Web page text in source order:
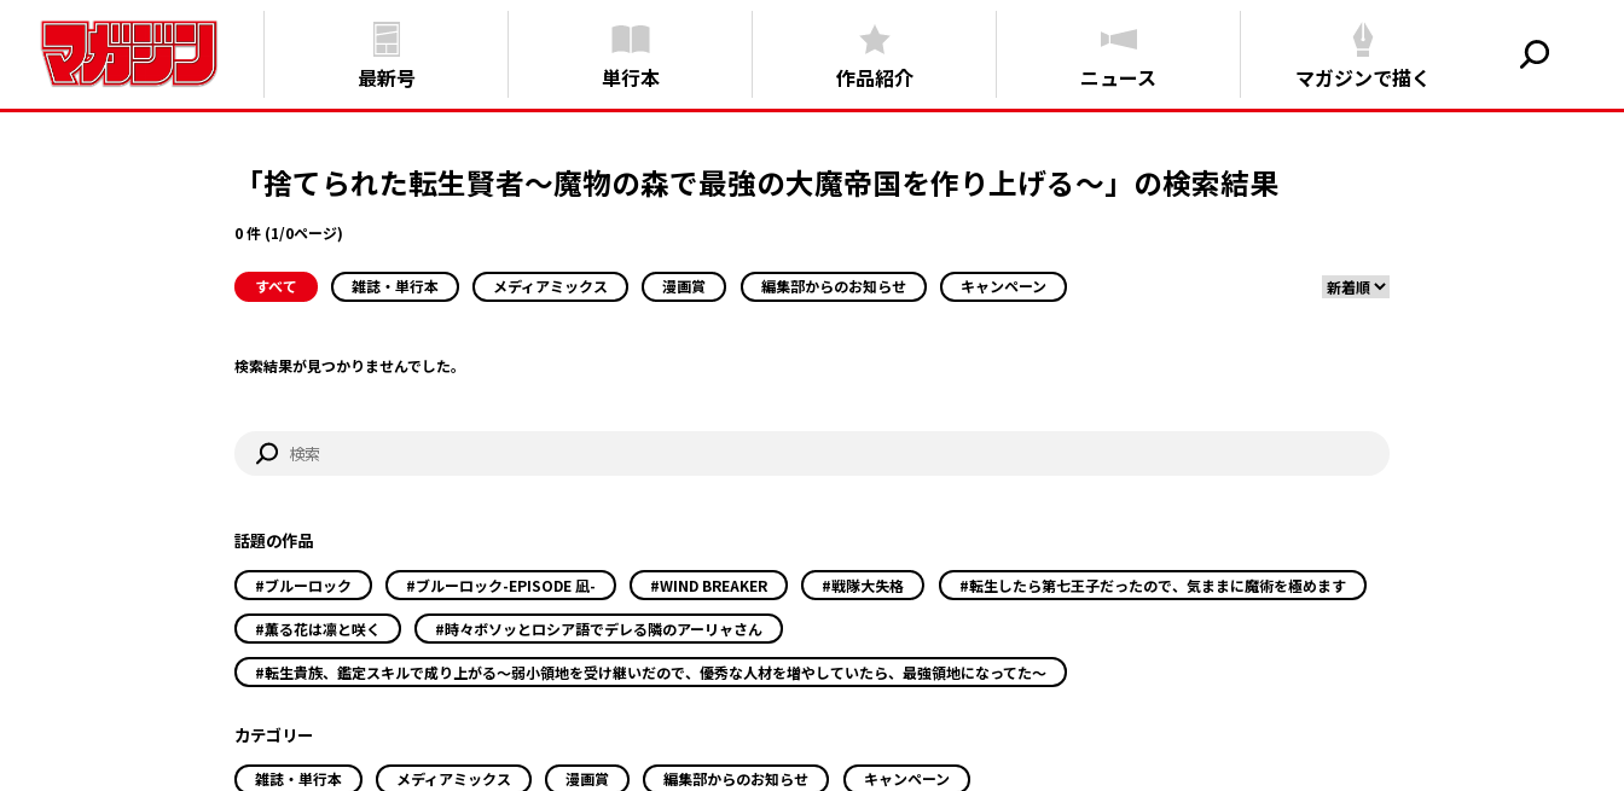
最新号 単行本 作品紹介 ニュース マガジンで描く
「捨てられた転生賢者～魔物の森で最強の大魔帝国を作り上げる～」の検索結果
0 件 (1/0ページ)
すべて 雑誌・単行本 メディアミックス 漫画賞 編集部からのお知らせ キャンペーン
検索結果が見つかりませんでした。
話題の作品
#ブルーロック #ブルーロック-EPISODE 凪- #WIND BREAKER #戦隊大失格 #転生したら第七王子だったので、気ままに魔術を極めます
#薫る花は凛と咲く #時々ボソッとロシア語でデレる隣のアーリャさん
#転生貴族、鑑定スキルで成り上がる～弱小領地を受け継いだので、優秀な人材を増やしていたら、最強領地になってた～
カテゴリー
雑誌・単行本 メディアミックス 漫画賞 編集部からのお知らせ キャンペーン